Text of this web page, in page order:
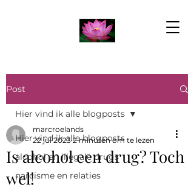
Post
Hier vind ik alle blogposts
alcohol en illegale drugs
narcisme en relaties
Hier vind ik alle blogposts
Is alcohol een drug? Toch
wel!
marcroelands
22 jul 2023 2 minuten om te lezen